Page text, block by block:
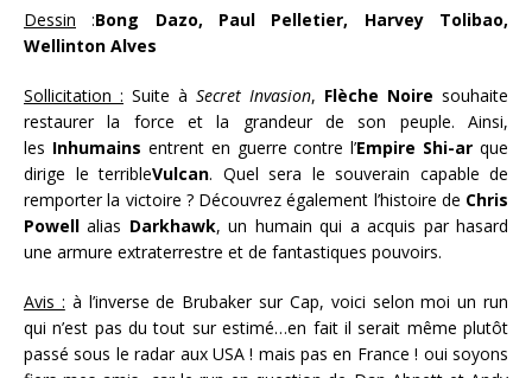
Dessin :Bong Dazo, Paul Pelletier, Harvey Tolibao,
Wellinton Alves
Sollicitation : Suite à Secret Invasion, Flèche Noire souhaite
restaurer la force et la grandeur de son peuple. Ainsi,
les Inhumains entrent en guerre contre l’Empire Shi-ar que
dirige le terribleVulcan. Quel sera le souverain capable de
remporter la victoire ? Découvrez également l’histoire de Chris
Powell alias Darkhawk, un humain qui a acquis par hasard
une armure extraterrestre et de fantastiques pouvoirs.
Avis : à l’inverse de Brubaker sur Cap, voici selon moi un run
qui n’est pas du tout sur estimé…en fait il serait même plutôt
passé sous le radar aux USA ! mais pas en France ! oui soyons